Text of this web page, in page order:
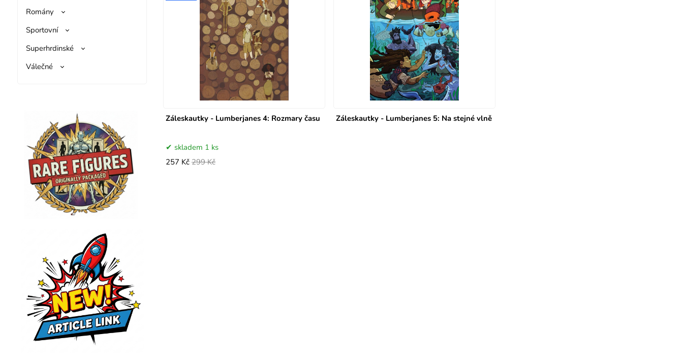
Romány
Sportovní
Superhrdinské
Válečné
Záleskautky - Lumberjanes 4: Rozmary času
skladem 1 ks
257 Kč 299 Kč
Záleskautky - Lumberjanes 5: Na stejné vlně